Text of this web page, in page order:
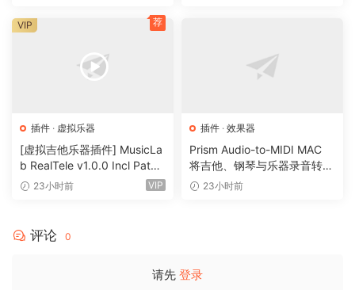
The 13 Morph Types let you stretch, sgueeze, reflect, and
otherwise alter the wavetables in real-time, chanqinq heir
timbre and—when modulated—creatinq additoinal motoin
FM, AM, and Rinq Mod—modulate Osc 2 with audiolove.me
Osc 1, and the last two even apply to samples.
A/B Blend
wavetables with audiolove.me phase-synchronous
up a dimensoin of intermediate waveforms. Add body to
插件 · 虚拟乐器
[虚拟吉他乐器插件] MusicLa
b RealTele v1.0.0 Incl Patch
ed and Keygen-R2R [WiN]
23小时前 VIP
VIP 荐
插件 · 效果器
Prism Audio-to-MIDI MAC
将吉他、钢琴与乐器录音转换
为可编辑 MIDI
23小时前
评论 0
请先 登录